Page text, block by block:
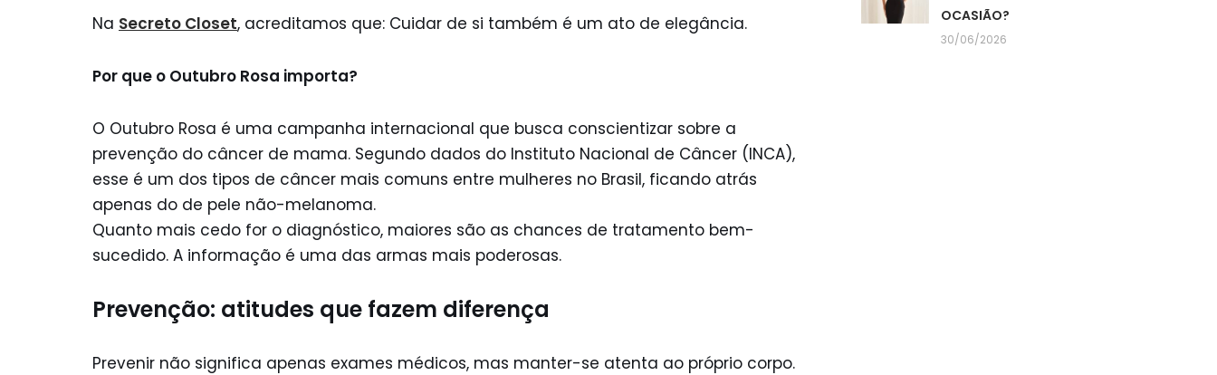
Na Secreto Closet, acreditamos que: Cuidar de si também é um ato de elegância.
Por que o Outubro Rosa importa?
O Outubro Rosa é uma campanha internacional que busca conscientizar sobre a
prevenção do câncer de mama. Segundo dados do Instituto Nacional de Câncer (INCA),
esse é um dos tipos de câncer mais comuns entre mulheres no Brasil, ficando atrás
apenas do de pele não-melanoma.
Quanto mais cedo for o diagnóstico, maiores são as chances de tratamento bem-
sucedido. A informação é uma das armas mais poderosas.
Prevenção: atitudes que fazem diferença
Prevenir não significa apenas exames médicos, mas manter-se atenta ao próprio corpo.
OCASIÃO?
30/06/2026